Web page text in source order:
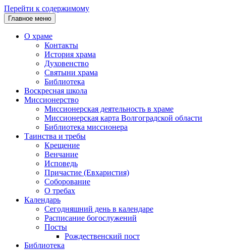
Перейти к содержимому
Главное меню
О храме
Контакты
История храма
Духовенство
Святыни храма
Библиотека
Воскресная школа
Миссионерство
Миссионерская деятельность в храме
Миссионерская карта Волгоградской области
Библиотека миссионера
Таинства и требы
Крещение
Венчание
Исповедь
Причастие (Евхаристия)
Соборование
О требах
Календарь
Сегодняшний день в календаре
Расписание богослужений
Посты
Рождественский пост
Библиотека